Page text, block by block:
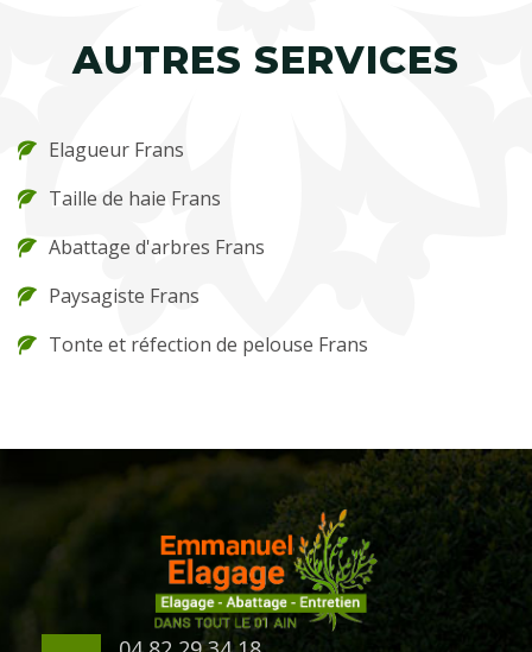
AUTRES SERVICES
Elagueur Frans
Taille de haie Frans
Abattage d'arbres Frans
Paysagiste Frans
Tonte et réfection de pelouse Frans